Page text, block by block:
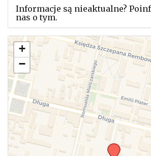
Informacje są nieaktualne?
nas o tym.
Użyj tego formularza aby
zmianach w powyższym
+
−